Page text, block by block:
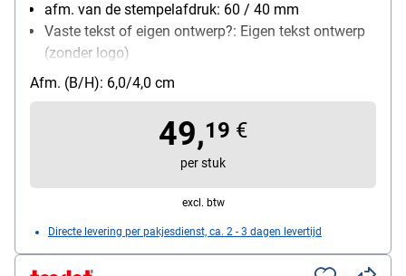
afm. van de stempelafdruk: 60 / 40 mm
Vaste tekst of eigen ontwerp?: Eigen tekst ontwerp
(zonder logo)
zelfinktend: Ja
Afm. (B/H): 6,0/4,0 cm
49,19 €
per stuk
excl. btw
Directe levering per pakjesdienst, ca. 2 - 3 dagen levertijd